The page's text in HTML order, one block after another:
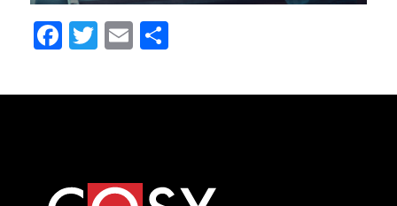
Facebook
Twitter
EmailShare